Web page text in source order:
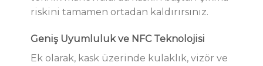
riskini tamamen ortadan kaldırırsınız.
Geniş Uyumluluk ve NFC Teknolojisi
Ek olarak, kask üzerinde kulaklık, vizör ve